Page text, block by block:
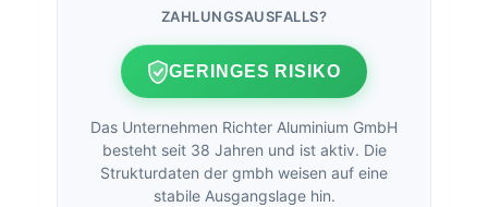
ZAHLUNGSAUSFALLS?
GERINGES RISIKO
Das Unternehmen Richter Aluminium GmbH
besteht seit 38 Jahren und ist aktiv. Die
Strukturdaten der gmbh weisen auf eine
stabile Ausgangslage hin.